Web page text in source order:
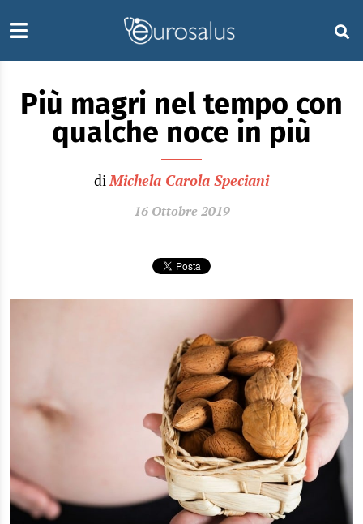
Più magri nel tempo con
qualche noce in più
diMichela Carola Speciani
16 Ottobre 2019